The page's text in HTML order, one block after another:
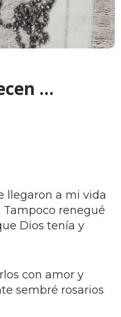
...
llegaron a mi vida
Tampoco renegué
Dios tenía y
con amor y
sembré rosarios